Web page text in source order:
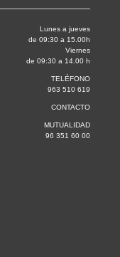
Lunes a jueves
de 09:30 a 15.00h
Viernes
de 09:30 a 14.00 h
TELÉFONO
963 510 619
CONTACTO
MUTUALIDAD
96 351 60 00